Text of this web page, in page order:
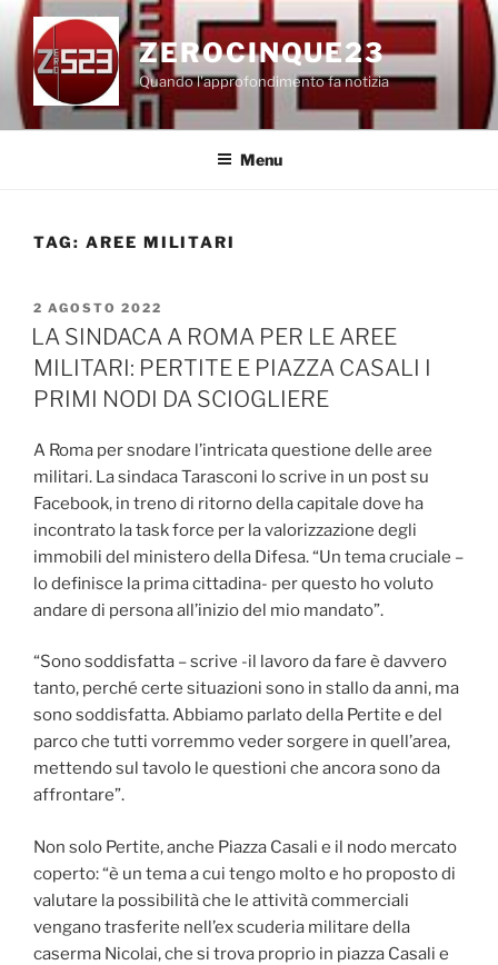
Salta
contenuto
ZEROCINQUE23
Quando l'approfondimento fa notizia
Menu
TAG: AREE MILITARI
PUBBLICATO
IL
2 AGOSTO 2022
LA SINDACA A ROMA PER LE AREE
MILITARI: PERTITE E PIAZZA CASALI I
PRIMI NODI DA SCIOGLIERE
A Roma per snodare l’intricata questione delle aree
militari. La sindaca Tarasconi lo scrive in un post su
Facebook, in treno di ritorno della capitale dove ha
incontrato la task force per la valorizzazione degli
immobili del ministero della Difesa. “Un tema cruciale –
lo definisce la prima cittadina- per questo ho voluto
andare di persona all’inizio del mio mandato”.
“Sono soddisfatta – scrive -il lavoro da fare è davvero
tanto, perché certe situazioni sono in stallo da anni, ma
sono soddisfatta. Abbiamo parlato della Pertite e del
parco che tutti vorremmo veder sorgere in quell’area,
mettendo sul tavolo le questioni che ancora sono da
affrontare”.
Non solo Pertite, anche Piazza Casali e il nodo mercato
coperto: “è un tema a cui tengo molto e ho proposto di
valutare la possibilità che le attività commerciali
vengano trasferite nell’ex scuderia militare della
caserma Nicolai, che si trova proprio in piazza Casali e